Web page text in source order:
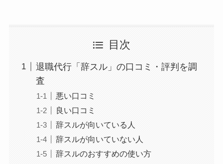
目次
退職代行「辞スル」の口コミ・評判を調
査
悪い口コミ
良い口コミ
辞スルが向いている人
辞スルが向いていない人
辞スルのおすすめの使い方